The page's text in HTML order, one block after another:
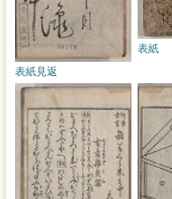
表紙
表紙見返